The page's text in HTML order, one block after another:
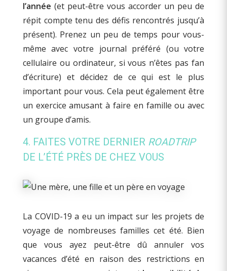
l’année (et peut-être vous accorder un peu de
répit compte tenu des défis rencontrés jusqu’à
présent). Prenez un peu de temps pour vous-
même avec votre journal préféré (ou votre
cellulaire ou ordinateur, si vous n’êtes pas fan
d’écriture) et décidez de ce qui est le plus
important pour vous. Cela peut également être
un exercice amusant à faire en famille ou avec
un groupe d’amis.
4. FAITES VOTRE DERNIER ROADTRIP
DE L’ÉTÉ PRÈS DE CHEZ VOUS
La COVID-19 a eu un impact sur les projets de
voyage de nombreuses familles cet été. Bien
que vous ayez peut-être dû annuler vos
vacances d’été en raison des restrictions en